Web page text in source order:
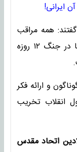
ایرانی!
همه مراقب
باشند! طراحی دشمن بعد از شکست آنها در جنگ ۱۲ روزه
و ارائه فکر
انقلاب تخریب
اتحاد مقدس